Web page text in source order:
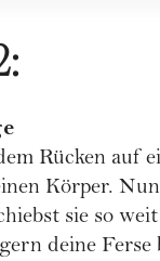
Rücken auf
Körper.
sie so
deine Ferse